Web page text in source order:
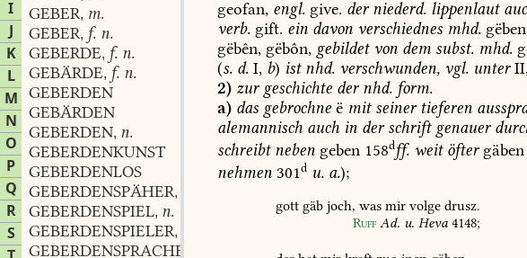
I
J
K
L
M
N
O
P
Q
R
S
GEBER, m.
GEBER, f. n.
GEBERDE, f. n.
GEBÄRDE, f. n.
GEBERDEN
GEBÄRDEN
GEBERDEN, n.
GEBERDENKUNST
GEBERDENLOS
GEBERDENSPÄHER,
GEBERDENSPIEL, n.
GEBERDENSPIELER,
GEBERDENSPRACHE
geofan, engl. give. derniederd. lippenlaut
verb. gift. ein davon verschiednes mhd. gëben
gëbên, gëbôn, gebildetvon dem subst. mhd.
(s. d. I, b) istnhd. verschwunden, vgl. unter
2) zurgeschichte dernhd. form.
a) das gebrochne ë mitseinertieferen
alemannisch auch in derschriftgenauer
schreibtneben geben 158dff. weitöftergäben
nehmen 301d u. a.);
gott gäb joch, was mir volge drusz.
Ruff Ad. u. Heva 4148;